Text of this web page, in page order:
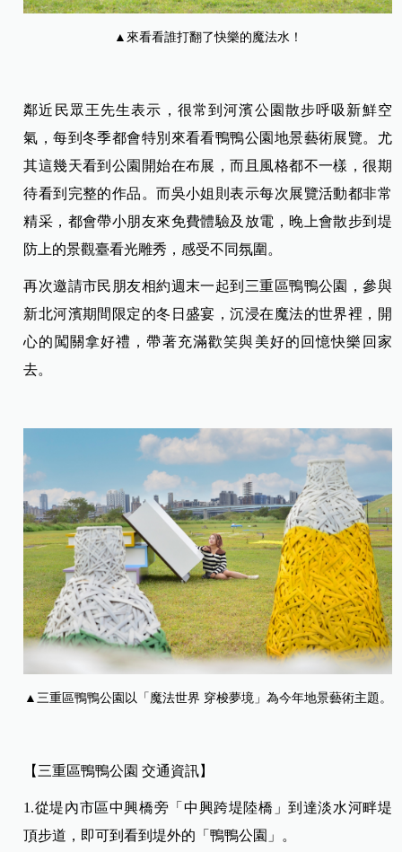
▲來看看誰打翻了快樂的魔法水！
鄰近民眾王先生表示，很常到河濱公園散步呼吸新鮮空
氣，每到冬季都會特別來看看鴨鴨公園地景藝術展覽。尤
其這幾天看到公園開始在布展，而且風格都不一樣，很期
待看到完整的作品。而吳小姐則表示每次展覽活動都非常
精采，都會帶小朋友來免費體驗及放電，晚上會散步到堤
防上的景觀臺看光雕秀，感受不同氛圍。
再次邀請市民朋友相約週末一起到三重區鴨鴨公園，參與
新北河濱期間限定的冬日盛宴，沉浸在魔法的世界裡，開
心的闖關拿好禮，帶著充滿歡笑與美好的回憶快樂回家
去。
▲三重區鴨鴨公園以「魔法世界 穿梭夢境」為今年地景藝術主題。
【三重區鴨鴨公園 交通資訊】
1.從堤內市區中興橋旁「中興跨堤陸橋」到達淡水河畔堤
頂步道，即可到看到堤外的「鴨鴨公園」。